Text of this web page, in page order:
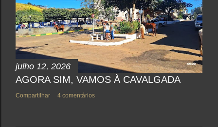
e
n
t
á
r
i
o
julho 12, 2026
AGORA SIM, VAMOS À CAVALGADA
Compartilhar 4 comentários